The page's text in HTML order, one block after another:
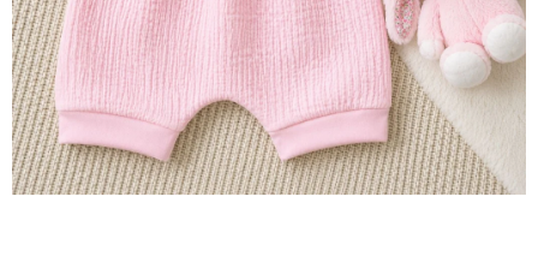
Kontakty Proč AMÁLKA?
Doprava a platba
Tabulka velikostí
Postup pro vrácení a výměnu
Velkoobchod
Obchodní podmínky
Podmínky ochrany osobních údajů
Blog